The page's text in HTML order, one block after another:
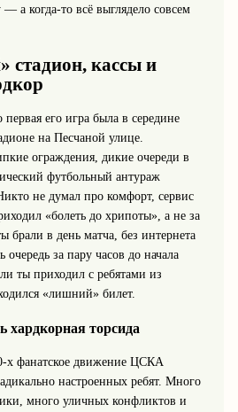
а когда‑то всё выглядело совсем
стадион, кассы и
первая его игра была в середине
на Песчаной улице.
ограждения, дикие очереди в
футбольный антураж
не думал про комфорт, сервис
«болеть до хрипоты», а не за
брали в день матча, без интернета
за пару часов до начала
ты приходил с ребятами из
«лишний» билет.
хардкорная торсида
фанатское движение ЦСКА
настроенных ребят. Много
много уличных конфликтов и